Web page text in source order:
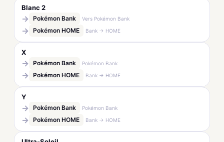
Blanc 2
→ Pokémon Bank Vers Pokémon Bank
→ Pokémon HOME Bank → HOME
X
→ Pokémon Bank Pokémon Bank
→ Pokémon HOME Bank → HOME
Y
→ Pokémon Bank Pokémon Bank
→ Pokémon HOME Bank → HOME